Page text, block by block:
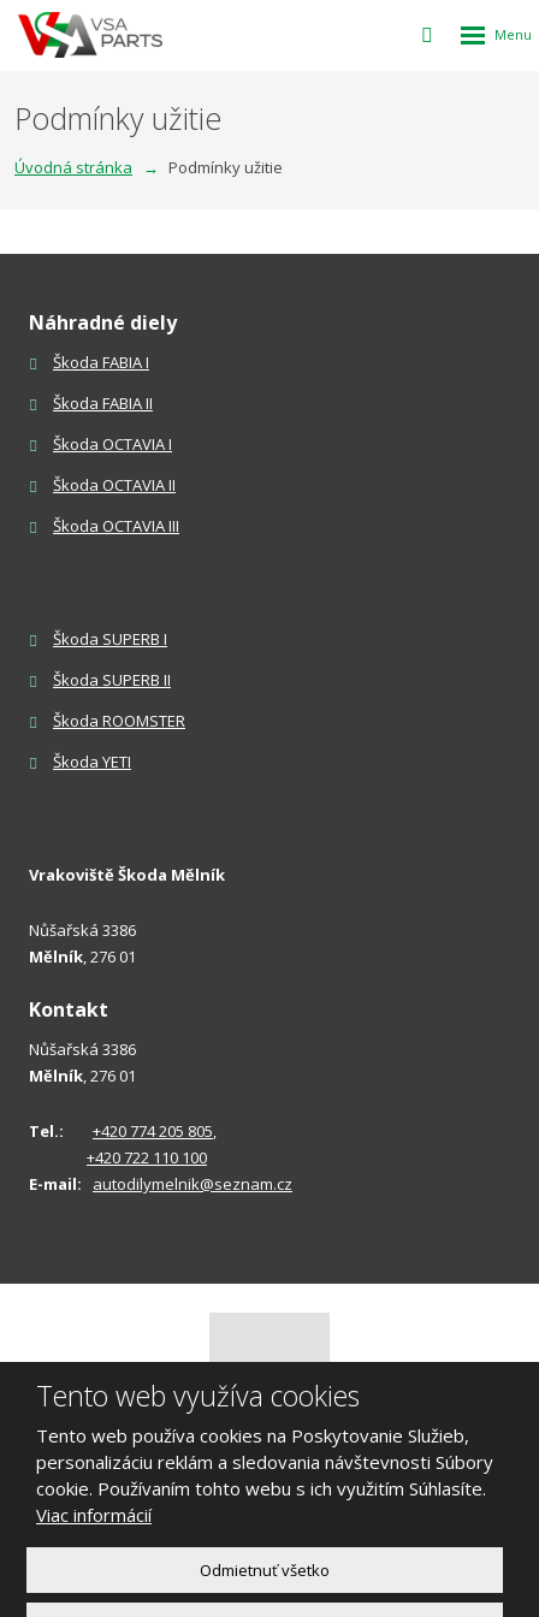
Vyhledávání
Rozbalení
Podmínky užitie
Úvodná stránka Podmínky užitie
Náhradné diely
Škoda FABIA I
Škoda FABIA II
Škoda OCTAVIA I
Škoda OCTAVIA II
Škoda OCTAVIA III
Škoda SUPERB I
Škoda SUPERB II
Škoda ROOMSTER
Škoda YETI
Vrakoviště Škoda Mělník
Nůšařská 3386
Mělník, 276 01
Kontakt
Nůšařská 3386
Mělník, 276 01
Tel.: +420 774 205 805,
+420 722 110 100
E-mail:
autodilymelnik@seznam.cz
© 2026 Vrakoviště Škoda Mělník, vytvořila eBRÁNA s.r.o.
Mapa stránok|Podmínky užitie
Tento web využíva cookies
Tento web používa cookies na Poskytovanie Služieb,
personalizáciu reklám a sledovania návštevnosti Súbory
cookie. Používaním tohto webu s ich využitím Súhlasíte.
Viac informácií
Odmietnuť všetko